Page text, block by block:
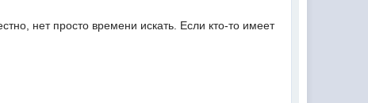
нет просто времени искать. Если кто-то имеет